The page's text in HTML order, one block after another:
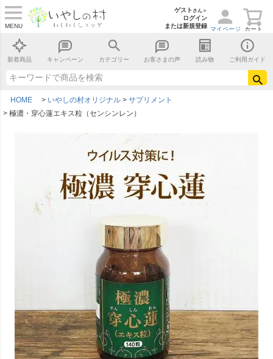
ゲスト さん＞
ログイン
または新規登録
カート
マイページ
MENU
新着商品 キャンペーン カテゴリー お客さまの声 読み物 ご利用ガイド
HOME いやしの村オリジナル
サプリメント
極濃・穿心蓮エキス粒（センシンレン）